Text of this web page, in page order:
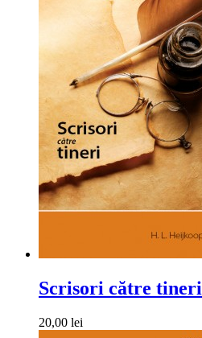
Scrisori către tineri
20,00 lei